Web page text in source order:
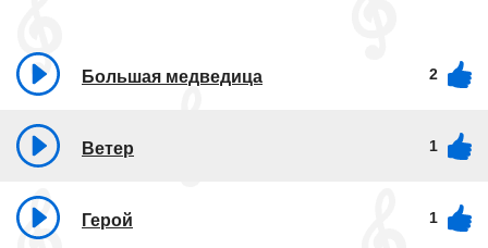
Большая медведица 2
Ветер 1
Герой 1